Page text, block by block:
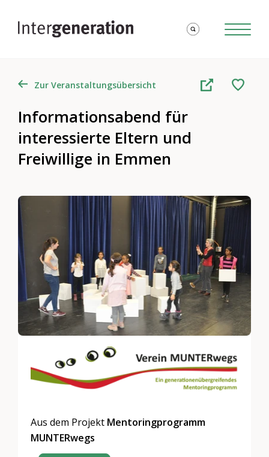
Zur Veranstaltungsübersicht
Informationsabend für
interessierte Eltern und
Freiwillige in Emmen
Aus dem Projekt Mentoringprogramm
MUNTERwegs